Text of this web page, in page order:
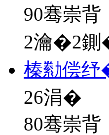
90骞崇背
2瀹�2
榛勬偿纾
26涓�
80骞崇背